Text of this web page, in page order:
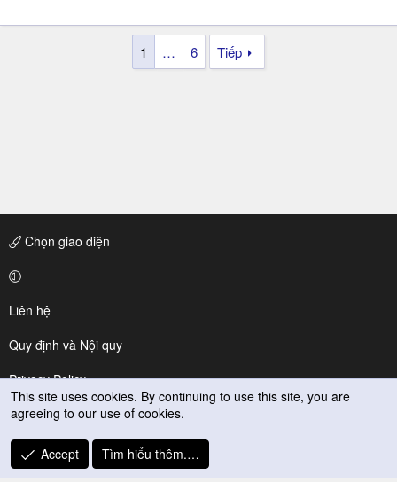
1 … 6 Tiếp
Chọn giao diện
Liên hệ
Quy định và Nội quy
Privacy Policy
Trợ giúp
R
S
This site uses cookies. By continuing to use this site, you are
agreeing to our use of cookies.
Accept Tìm hiểu thêm.…